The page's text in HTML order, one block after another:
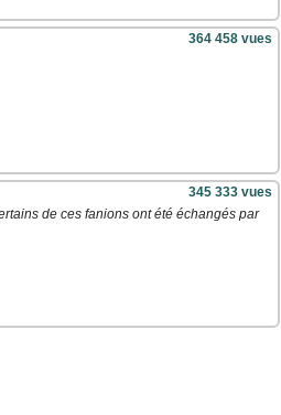
364 458 vues
345 333 vues
de ces fanions ont été échangés par